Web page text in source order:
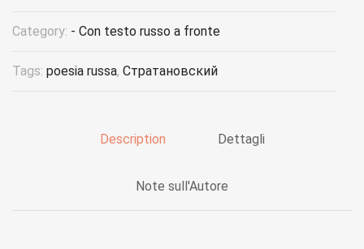
Category: - Con testo russo a fronte
Tags: poesia russa, Стратановский
Description Dettagli
Note sull'Autore